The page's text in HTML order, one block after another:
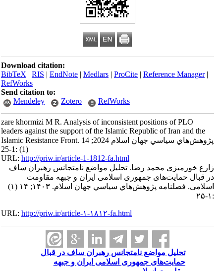
Download citation:
BibTeX|RIS|EndNote|Medlars|ProCite|Reference Manager
RefWorks
Send citation to:
Mendeley
Zotero RefWorks
zare khormizi M R. Analysis of inconsistent positions of PLO
leaders against the support of the Islamic Republic of Iran and the
Islamic Resistance Front. پژوهش‌هاي سياسي جهان اسلام 2024; 14
URL:http://priw.ir/article-1-1812-fa.html
زارع خورمیزی محمد رضا. تحلیل مواضع نامتجانس رهبران ساف
در قبال حمایت‌های جمهوری اسلامی ایران و جبهه مقاومت
اسلامی. فصلنامه پژوهش‌هاي سياسي جهان اسلام. ۱۴۰۳; ۱۴ (۱)
URL:http://priw.ir/article-۱-۱۸۱۲-fa.html
تحلیل مواضع نامتجانس رهبران ساف در قبال
حمایت‌های جمهوری اسلامی ایران و جبهه